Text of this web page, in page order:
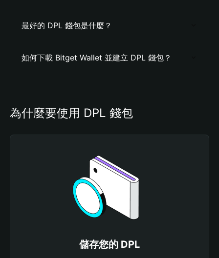
最好的 DPL 錢包是什麼？
如何下載 Bitget Wallet 並建立 DPL 錢包？
為什麼要使用 DPL 錢包
儲存您的 DPL